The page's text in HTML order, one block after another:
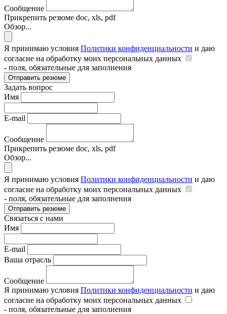
Сообщение
Прикрепить резюме doc, xls, pdf
Обзор...
Я принимаю условия Политики конфиденциальности и даю
согласие на обработку моих персональных данных
- поля, обязательные для заполнения
Отправить резюме
Задать вопрос
Имя
E-mail
Сообщение
Прикрепить резюме doc, xls, pdf
Обзор...
Я принимаю условия Политики конфиденциальности и даю
согласие на обработку моих персональных данных
- поля, обязательные для заполнения
Отправить резюме
Связаться с нами
Имя
E-mail
Ваша отрасль
Сообщение
Я принимаю условия Политики конфиденциальности и даю
согласие на обработку моих персональных данных
- поля, обязательные для заполнения